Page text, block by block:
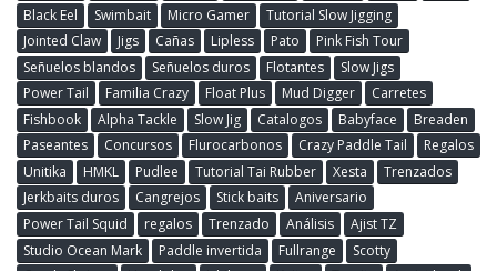
Black Eel
Swimbait Micro Gamer
Tutorial Slow Jigging
Jointed Claw
Jigs Cañas Lipless Pato
Pink Fish Tour
Señuelos blandos
Señuelos duros Flotantes
Slow Jigs
Power Tail
Familia Crazy Float Plus Mud Digger
Carretes
Fishbook
Alpha Tackle Slow Jig Catalogos Babyface
Breaden
Paseantes
Concursos Flurocarbonos Crazy Paddle Tail
Regalos
Unitika
HMKL Pudlee Tutorial Tai Rubber Xesta
Trenzados
Jerkbaits duros
Cangrejos Stick baits
Aniversario
Power Tail Squid
regalos Trenzado Análisis
Ajist TZ
Studio Ocean Mark
Paddle invertida Fullrange
Scotty